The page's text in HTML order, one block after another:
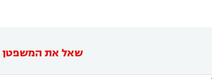
שאל את המשפטן